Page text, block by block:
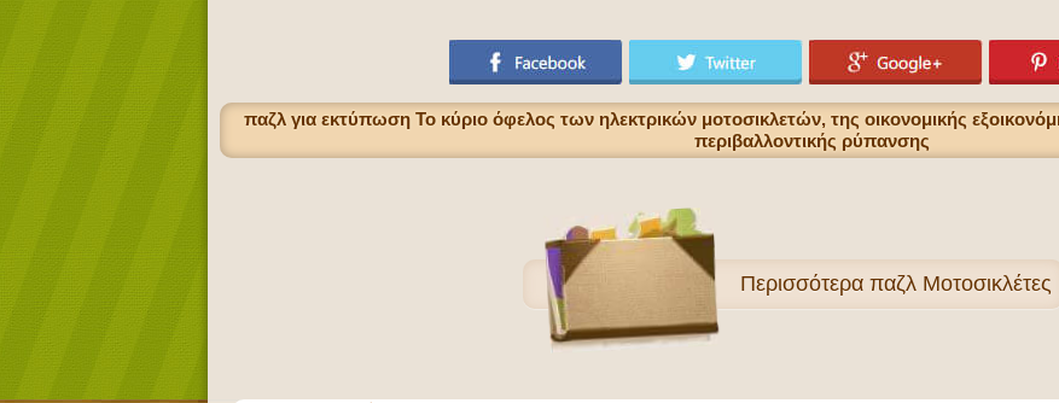
παζλ για εκτύπωση Το κύριο όφελος των ηλεκτρικών μοτοσικλετών, της οικονομικής
περιβαλλοντικής ρύπανσης
Περισσότερα παζλ Μοτοσικλέτες